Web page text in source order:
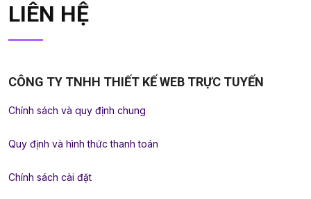
LIÊN HỆ
CÔNG TY TNHH THIẾT KẾ WEB TRỰC TUYẾN
Chính sách và quy định chung
Quy định và hình thức thanh toán
Chính sách cài đặt